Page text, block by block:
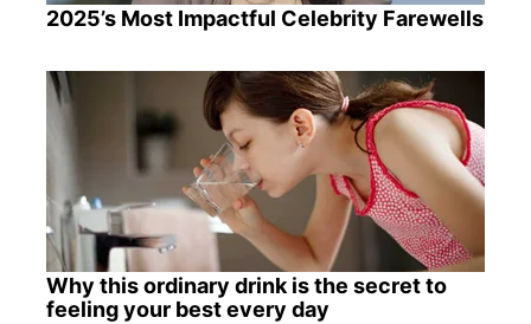
2025’s Most Impactful Celebrity Farewells
Why this ordinary drink is the secret to
feeling your best every day